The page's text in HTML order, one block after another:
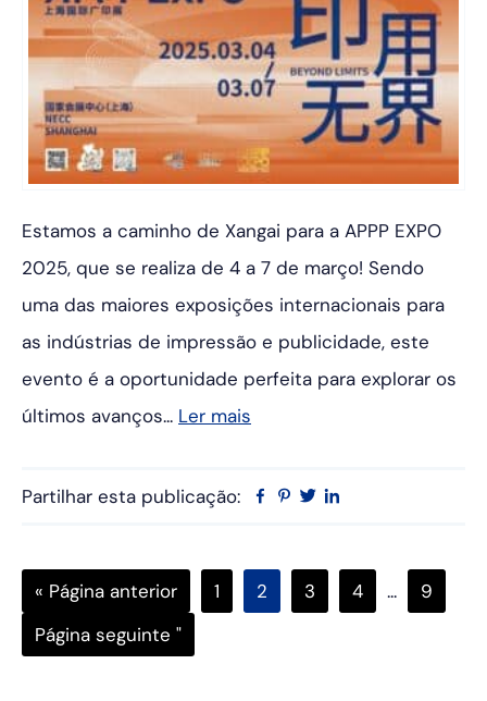
Estamos a caminho de Xangai para a APPP EXPO
2025, que se realiza de 4 a 7 de março! Sendo
uma das maiores exposições internacionais para
as indústrias de impressão e publicidade, este
evento é a oportunidade perfeita para explorar os
últimos avanços... Ler mais
Partilhar esta publicação: Facebook
Pinterest
Twitter
« Ir
para
Página anterior Página
1 Página
2 Página
3 Página
4
Páginas
... Página
9
Ir
Página seguinte "